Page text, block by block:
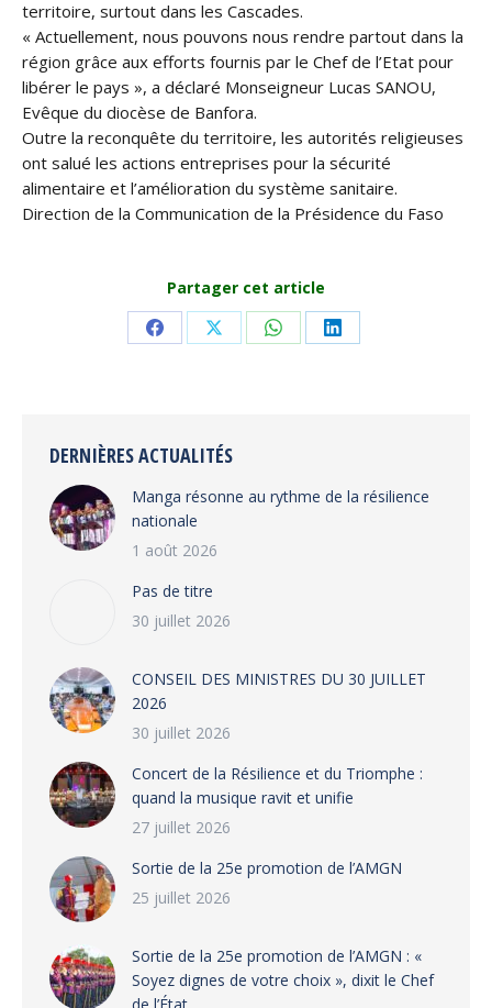
territoire, surtout dans les Cascades.
« Actuellement, nous pouvons nous rendre partout dans la
région grâce aux efforts fournis par le Chef de l’Etat pour
libérer le pays », a déclaré Monseigneur Lucas SANOU,
Evêque du diocèse de Banfora.
Outre la reconquête du territoire, les autorités religieuses
ont salué les actions entreprises pour la sécurité
alimentaire et l’amélioration du système sanitaire.
Direction de la Communication de la Présidence du Faso
Partager cet article
Share Share Share Share
DERNIÈRES ACTUALITÉS
Manga résonne au rythme de la résilience
nationale
1 août 2026
Pas de titre
30 juillet 2026
CONSEIL DES MINISTRES DU 30 JUILLET
2026
30 juillet 2026
‎​Concert de la Résilience et du Triomphe :
quand la musique ravit et unifie
27 juillet 2026
‎Sortie de la 25e promotion de l’AMGN
25 juillet 2026
‎Sortie de la 25e promotion de l’AMGN : «
Soyez dignes de votre choix », dixit le Chef